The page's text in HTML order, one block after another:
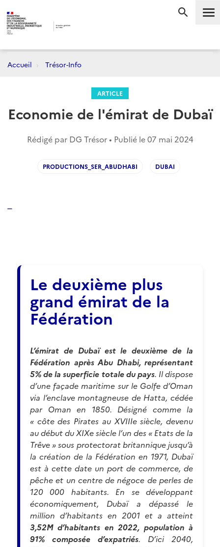
Accueil Trésor-Info
ARTICLE
Economie de l'émirat de Dubaï
Rédigé par DG Trésor • Publié le07 mai 2024
PRODUCTIONS_SER_ABUDHABI DUBAI
Le deuxième plus
grand émirat de la
Fédération
L’émirat de Dubaï est le deuxième de la
Fédération après Abu Dhabi, représentant
5% de la superficie totale du pays. Il dispose
d’une façade maritime sur le Golfe d’Oman
via l’enclave montagneuse de Hatta, cédée
par Oman en 1850. Désigné comme la
« côte des Pirates au XVIIIe siècle, devenu
au début du XIXe siècle l’un des « Etats de la
Trêve » sous protectorat britannique jusqu’à
la création de la Fédération en 1971, Dubaï
est à cette date un port de commerce, de
pêche et un centre de négoce de perles de
120 000 habitants. En se développant
économiquement, Dubaï a dépassé le
million d’habitants en 2001 et a atteint
3,52M d’habitants en 2022, population à
91% composée d’expatriés. D’ici 2040,